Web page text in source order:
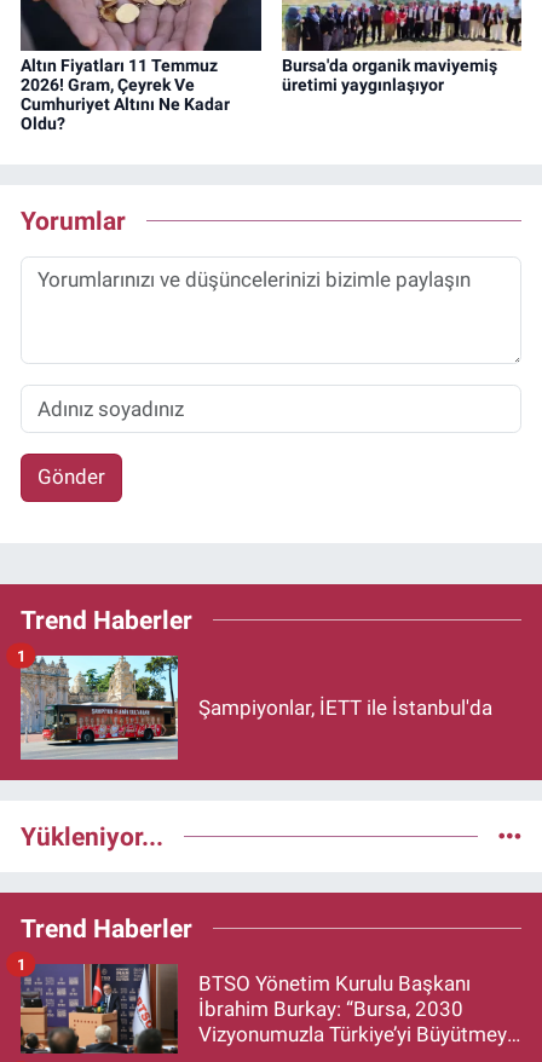
Altın Fiyatları 11 Temmuz
2026! Gram, Çeyrek Ve
Cumhuriyet Altını Ne Kadar
Oldu?
Bursa'da organik maviyemiş
üretimi yaygınlaşıyor
Yorumlar
Gönder
Trend Haberler
Şampiyonlar, İETT ile İstanbul'da
1
Yükleniyor...
Trend Haberler
BTSO Yönetim Kurulu Başkanı
İbrahim Burkay: “Bursa, 2030
Vizyonumuzla Türkiye’yi Büyütmeye
1